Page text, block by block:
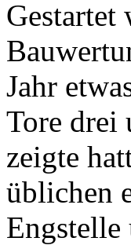
Gestartet
Jahr
Tore drei
zeigte
üblichen